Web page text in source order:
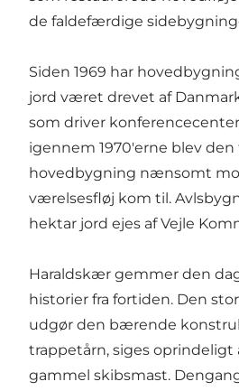
de faldefærdige
Siden 1969 har
jord været drevet af
som driver
igennem 1970'erne blev den
hovedbygning nænsomt
værelsesfløj kom til.
hektar jord ejes af Vejle
Haraldskær gemmer den
historier fra fortiden. Den
udgør den bærende
trappetårn, siges oprindeligt
gammel skibsmast.